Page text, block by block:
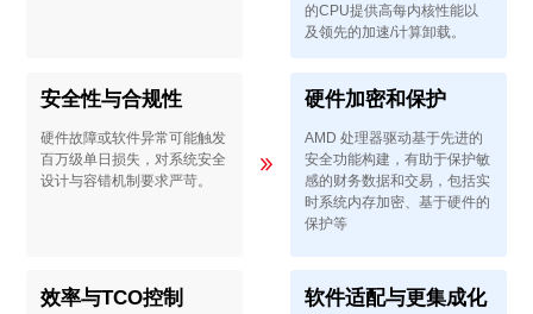
安全性与合规性
硬件故障或软件异常可能触发
百万级单日损失，对系统安全
设计与容错机制要求严苛。
效率与TCO控制
的CPU提供高每内核性能以
及领先的加速/计算卸载。
硬件加密和保护
AMD 处理器驱动基于先进的
安全功能构建，有助于保护敏
感的财务数据和交易，包括实
时系统内存加密、基于硬件的
保护等
软件适配与更集成化